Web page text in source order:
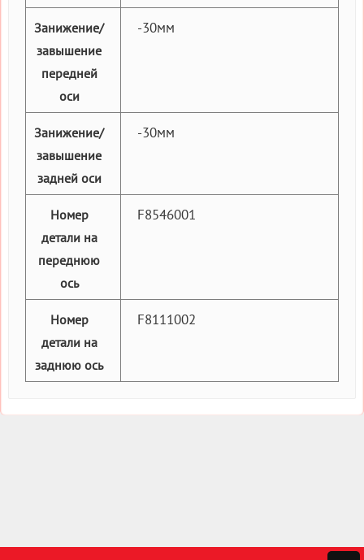
Занижение/
завышение
передней
оси
-30мм
Занижение/
завышение
задней оси
-30мм
Номер
детали на
переднюю
ось
F8546001
Номер
детали на
заднюю ось
F8111002